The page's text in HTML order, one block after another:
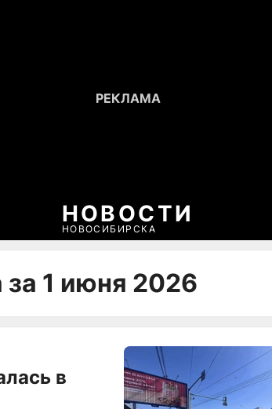
НОВОСТИ
НОВОСИБИРСКА
1 июня 2026
в